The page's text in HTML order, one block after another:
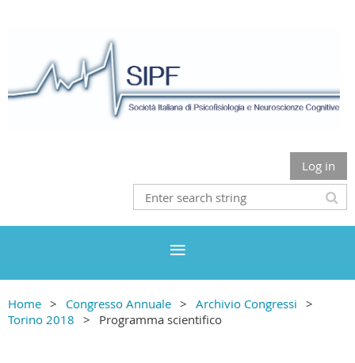
Log in
Home Congresso Annuale
Archivio Congressi
Torino 2018
Programma scientifico